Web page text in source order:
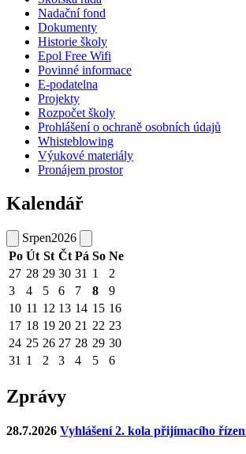
Nadační fond
Dokumenty
Historie školy
Epol Free Wifi
Povinné informace
E-podatelna
Projekty
Rozpočet školy
Prohlášení o ochraně osobních údajů
Whisteblowing
Výukové materiály
Pronájem prostor
Kalendář
Srpen2026
Po Út St Čt Pá So Ne
27 28 29 30 31 1
2
3
4 5 6 7 8
9
10 11 12 13 14 15 16
17 18 19 20 21 22 23
24 25 26 27 28 29 30
31 1 2 3 4 5 6
Zprávy
28.7.2026 Vyhlášení 2. kola přijímacího